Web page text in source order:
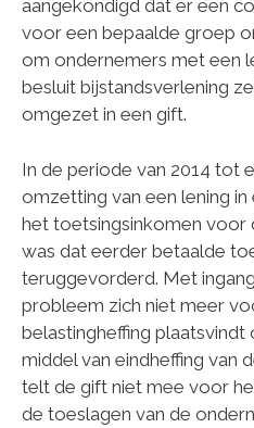
aangekondigd dat er een
voor een bepaalde groep
om ondernemers met een
besluit bijstandsverlening
omgezet in een gift.
In de periode van 2014 tot
omzetting van een lening
het toetsingsinkomen voor
was dat eerder betaalde
teruggevorderd. Met
probleem zich niet meer
belastingheffing
middel van eindheffing van
telt de gift niet mee voor
de toeslagen van de